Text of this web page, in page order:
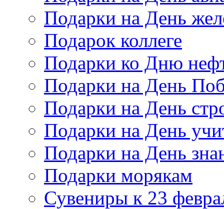
Подарки на День
Подарок коллеге
Подарки ко Дню
Подарки на День
Подарки на День
Подарки на День
Подарки на День
Подарки морякам
Сувениры к 23